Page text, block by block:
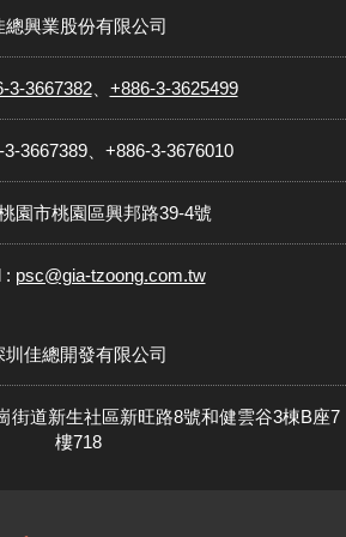
總興業股份有限公司
3-3667382、 +886-3-3625499
3-3667389、+886-3-3676010
園市桃園區興邦路39-4號
: psc@gia-tzoong.com.tw
圳佳總開發有限公司
街道新生社區新旺路8號和健雲谷3棟B座7
樓718